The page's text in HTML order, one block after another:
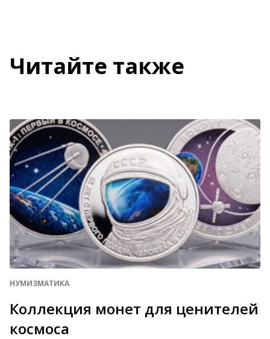
Читайте также
НУМИЗМАТИКА
Коллекция монет для ценителей
космоса